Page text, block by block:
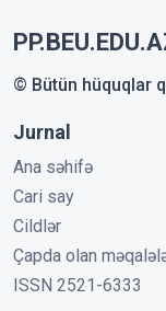
© Bütün hüquqlar
Jurnal
Ana səhifə
Cari say
Cildlər
Çapda olan
ISSN 2521-6333